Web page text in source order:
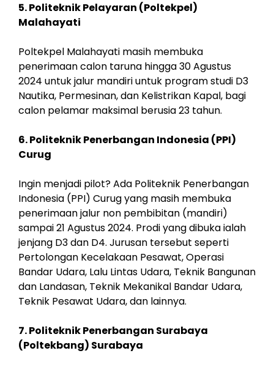
5. Politeknik Pelayaran (Poltekpel)
Malahayati
Poltekpel Malahayati masih membuka
penerimaan calon taruna hingga 30 Agustus
2024 untuk jalur mandiri untuk program studi D3
Nautika, Permesinan, dan Kelistrikan Kapal, bagi
calon pelamar maksimal berusia 23 tahun.
6. Politeknik Penerbangan Indonesia (PPI)
Curug
Ingin menjadi pilot? Ada Politeknik Penerbangan
Indonesia (PPI) Curug yang masih membuka
penerimaan jalur non pembibitan (mandiri)
sampai 21 Agustus 2024. Prodi yang dibuka ialah
jenjang D3 dan D4. Jurusan tersebut seperti
Pertolongan Kecelakaan Pesawat, Operasi
Bandar Udara, Lalu Lintas Udara, Teknik Bangunan
dan Landasan, Teknik Mekanikal Bandar Udara,
Teknik Pesawat Udara, dan lainnya.
7. Politeknik Penerbangan Surabaya
(Poltekbang) Surabaya